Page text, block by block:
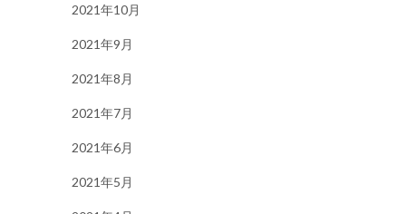
2021年10月
2021年9月
2021年8月
2021年7月
2021年6月
2021年5月